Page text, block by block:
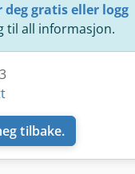
deg gratis eller logg
til all informasjon.
tilbake.